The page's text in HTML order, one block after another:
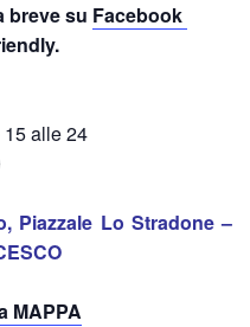
breve su Facebook
alle 24
Piazzale Lo Stradone –
MAPPA